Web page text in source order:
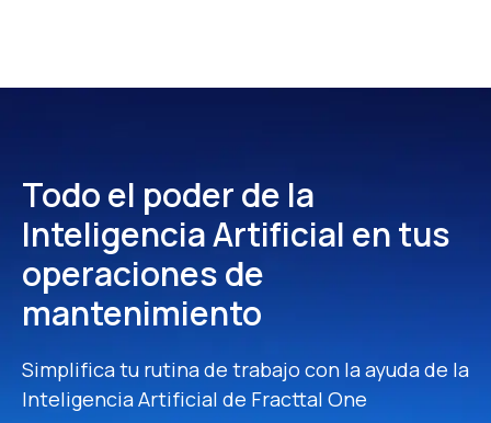
Todo el poder de la
Inteligencia Artificial en tus
operaciones de
mantenimiento
Simplifica tu rutina de trabajo con la ayuda de la
Inteligencia Artificial de Fracttal One